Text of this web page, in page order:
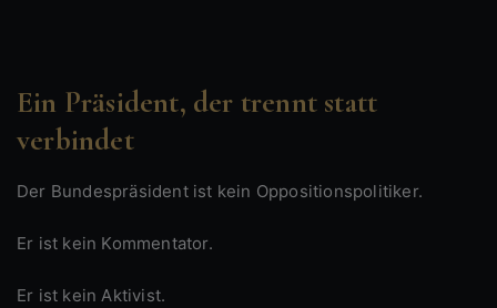
Ein Präsident, der trennt statt
verbindet
Der Bundespräsident ist kein Oppositionspolitiker.
Er ist kein Kommentator.
Er ist kein Aktivist.